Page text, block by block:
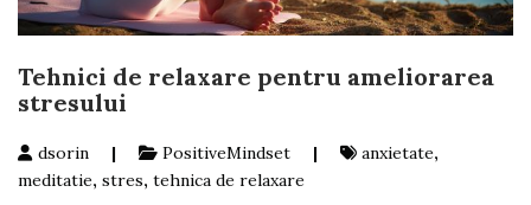
Tehnici de relaxare pentru ameliorarea
stresului
dsorin | PositiveMindset | anxietate,
meditatie, stres, tehnica de relaxare